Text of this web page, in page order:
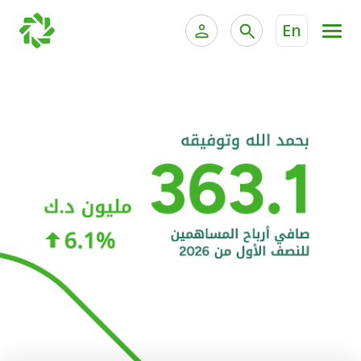
En
الخدمات المصرفية الإلكترونية للشركات
خدمة "بيتك" للتداول الإلكتروني
الحسابات المصرفية
البطاقات
"برامج العملاء"